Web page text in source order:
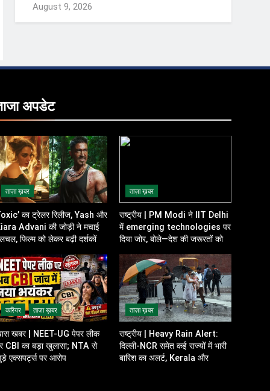
August 9, 2026
अपडेट
ताज़ा ख़बर
का ट्रेलर रिलीज, Yash और
Advani की जोड़ी ने मचाई
फिल्म को लेकर बढ़ी दर्शकों की
ताज़ा ख़बर
राष्ट्रीय | PM Modi ने IIT Delhi
में emerging technologies पर
दिया जोर, बोले—देश की जरूरतों को
करियर ताज़ा ख़बर
खबर | NEET-UG पेपर लीक
CBI का बड़ा खुलासा; NTA से
एक्सपर्ट्स पर आरोप
ताज़ा ख़बर
राष्ट्रीय | Heavy Rain Alert:
दिल्ली-NCR समेत कई राज्यों में भारी
बारिश का अलर्ट, Kerala और